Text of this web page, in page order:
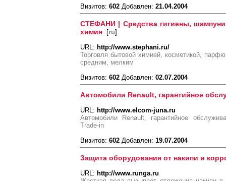
Визитов: 602 Добавлен: 21.04.2004
СТЕФАНИ | Средства гигиены,
химия [ru]
URL: http://www.stephani.ru/
Торговля бытовой химией, косметикой,
средним, мелким
Визитов: 602 Добавлен: 02.07.2004
Автомобили Renault, гарантийное
URL: http://www.elcom-juna.ru
Автомобили Renault, гарантийное
Trade-in
Визитов: 602 Добавлен: 19.07.2004
Защита оборудования от накипи и
URL: http://www.runga.ru